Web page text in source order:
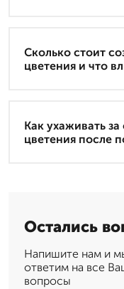
Сколько стоит
цветения и что
Как ухаживать
цветения после
Остались
Напишите нам и
ответим на все
вопросы